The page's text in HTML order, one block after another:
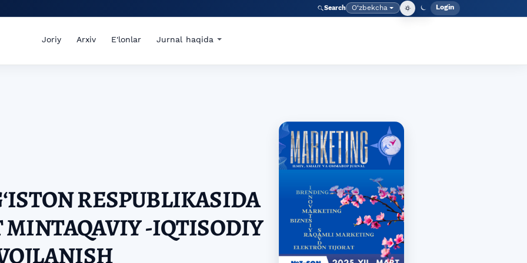
Search Language
O‘zbekcha Admin
Login
Joriy Arxiv E'lonlar Jurnal haqida
RESPUBLIKASIDA
MINTAQAVIY -IQTISODIY